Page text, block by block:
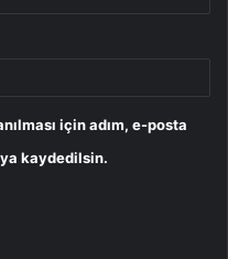
için adım, e-posta
kaydedilsin.